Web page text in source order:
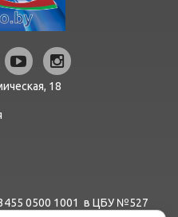
18
3455 0500 1001 в ЦБУ №527